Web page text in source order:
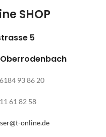
SHOP
5
93 86 20
61 82 58
online.de